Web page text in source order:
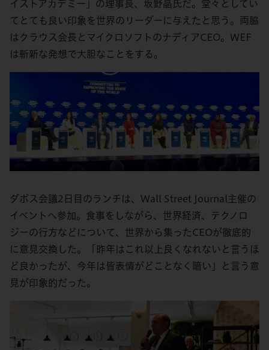
イストアカデミー」の理事長、坂野晶氏だ。堂々としてい
てとても良い印象を世界のリーダーに与えたと思う。両脇
はクラウス会長とマイクロソフトのナディアCEO。WEF
は斬新な発想で大胆なことをする。
ダボス会議2日目のランチは、Wall Street Journal主催の
イベントへ参加。食事をしながら、世界経済、テクノロ
ジーの行方などについて、世界から集ったCEOが徹底的
に意見交換した。「昨年はこれ以上良くなれないと言うほ
ど良かったが、今年は皆表情がどことなく暗い」と言う意
見が印象的だった。